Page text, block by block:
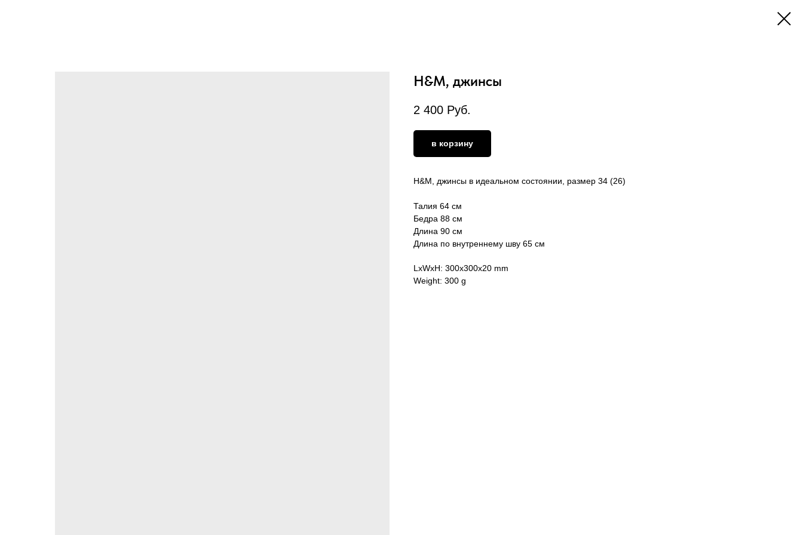
H&M, джинсы
2 400 Руб.
в корзину
H&M, джинсы в идеальном состоянии, размер 34 (26)
Талия 64 см
Бедра 88 см
Длина 90 см
Длина по внутреннему шву 65 см
LxWxH: 300x300x20 mm
Weight: 300 g